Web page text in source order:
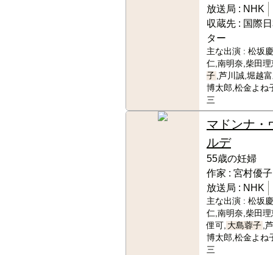
放送局 : NHK
収蔵先 : 国際
ター
主な出演 : 松坂
仁,南明奈,柴田
子 ,芦川誠,堀越
博太郎,松金よね
三
マドンナ・
ルデ
55歳の妊婦
作家 : 宮村優子
放送局 : NHK
主な出演 : 松坂
仁,南明奈,柴田
俚可, 大島蓉子 ,
博太郎,松金よね
三